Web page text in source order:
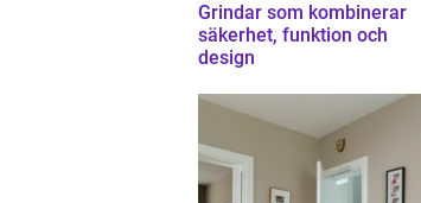
Grindar som kombinerar
säkerhet, funktion och
design